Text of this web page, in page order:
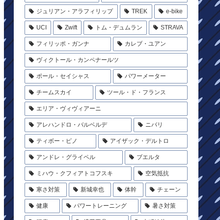
ジュリアン・アラフィリップ TREK e-bike
UCI Zwift トム・デュムラン STRAVA
フィリッポ・ガンナ カレブ・ユアン
ヴィクトール・カンペナールツ
ポール・セイシャス パワーメーター
チームスカイ ツール・ド・フランス
エリア・ヴィヴィアーニ
アレハンドロ・バルベルデ ニバリ
ティボー・ピノ アイザック・デルトロ
アンドレ・グライペル ブエルタ
ミハウ・クフィアトコフスキ 空気抵抗
寒さ対策 新城幸也 体幹 チェーン
健康 パワートレーニング 暑さ対策